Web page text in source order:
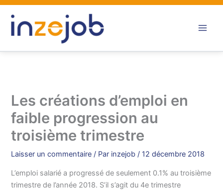
Aller
contenu
Les créations d’emploi en
faible progression au
troisième trimestre
Laisser un commentaire / Par inzejob/ 12 décembre 2018
L’emploi salarié a progressé de seulement 0.1% au troisième
trimestre de l’année 2018. S’il s’agit du 4e trimestre